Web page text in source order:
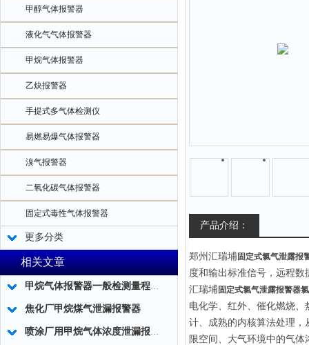
甲醇气体报警器
液化气气体报警器
甲烷气体报警器
乙炔报警器
手提式多气体检测仪
易燃易爆气体报警器
溴气报警器
二氧化碳气体报警器
固定式毒性气体报警器
更多分类
相关文章
甲烷气体报警器一般检测量程值说明
焦化厂甲烷煤气泄漏报警器
喷涂厂用甲烷气体浓度泄漏报警器
产品介绍：
郑州汇瑞埔 固定式氯气泄露报
度和输出标准信号，远程数
汇瑞埔 固定式氯气泄露报警器
电化学、红外、催化燃烧、
计、成熟的内核算法处理
限空间、大气环境中的气